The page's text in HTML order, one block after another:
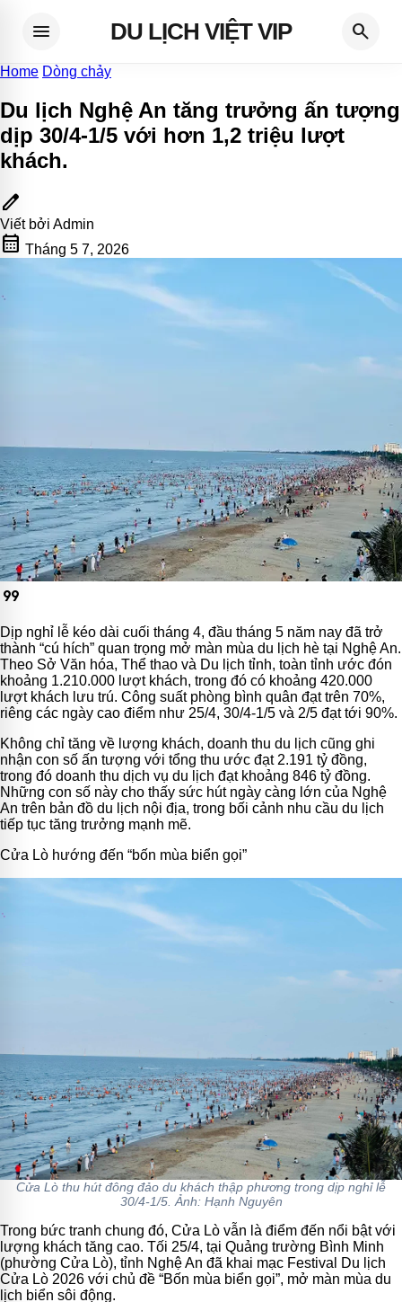
menu DU LỊCH VIỆT VIP search
Home Dòng chảy
Du lịch Nghệ An tăng trưởng ấn tượng
dịp 30/4-1/5 với hơn 1,2 triệu lượt
khách.
edit
Viết bởi Admin
calendar_month Tháng 5 7, 2026
format_quote
Dịp nghỉ lễ kéo dài cuối tháng 4, đầu tháng 5 năm nay đã trở
thành “cú hích” quan trọng mở màn mùa du lịch hè tại Nghệ An.
Theo Sở Văn hóa, Thể thao và Du lịch tỉnh, toàn tỉnh ước đón
khoảng 1.210.000 lượt khách, trong đó có khoảng 420.000
lượt khách lưu trú. Công suất phòng bình quân đạt trên 70%,
riêng các ngày cao điểm như 25/4, 30/4-1/5 và 2/5 đạt tới 90%.
Không chỉ tăng về lượng khách, doanh thu du lịch cũng ghi
nhận con số ấn tượng với tổng thu ước đạt 2.191 tỷ đồng,
trong đó doanh thu dịch vụ du lịch đạt khoảng 846 tỷ đồng.
Những con số này cho thấy sức hút ngày càng lớn của Nghệ
An trên bản đồ du lịch nội địa, trong bối cảnh nhu cầu du lịch
tiếp tục tăng trưởng mạnh mẽ.
Cửa Lò hướng đến “bốn mùa biển gọi”
Cửa Lò thu hút đông đảo du khách thập phương trong dịp nghỉ lễ
30/4-1/5. Ảnh: Hạnh Nguyên
Trong bức tranh chung đó, Cửa Lò vẫn là điểm đến nổi bật với
lượng khách tăng cao. Tối 25/4, tại Quảng trường Bình Minh
(phường Cửa Lò), tỉnh Nghệ An đã khai mạc Festival Du lịch
Cửa Lò 2026 với chủ đề “Bốn mùa biển gọi”, mở màn mùa du
lịch biển sôi động.